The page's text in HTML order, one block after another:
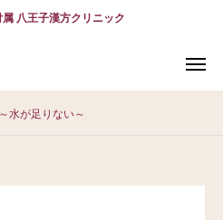
八王子漢方クリニック
水が足りない～
予約